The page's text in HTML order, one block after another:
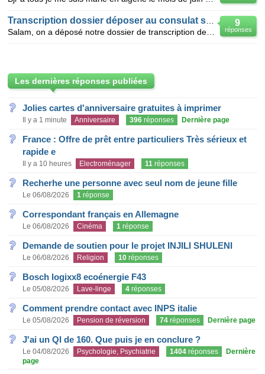
9
réponses
Les dernières réponses publiées
Jolies cartes d'anniversaire gratuites à imprimer
Il y a 1 minute Anniversaire 396 réponses Dernière page
France : Offre de prêt entre particuliers Très sérieux et
rapide e
Il y a 10 heures Electroménager 11 réponses
Recherhe une personne avec seul nom de jeune fille
Le 06/08/2026 1 réponse
Correspondant français en Allemagne
Le 06/08/2026 Cinéma 1 réponse
Demande de soutien pour le projet INJILI SHULENI
Le 06/08/2026 Religion 10 réponses
Bosch logixx8 ecoénergie F43
Le 05/08/2026 Lave-linge 4 réponses
Comment prendre contact avec INPS italie
Le 05/08/2026 Pension de réversion 74 réponses Dernière page
J'ai un QI de 160. Que puis je en conclure ?
Le 04/08/2026 Psychologie, Psychiatrie 1404 réponses
Dernière
page